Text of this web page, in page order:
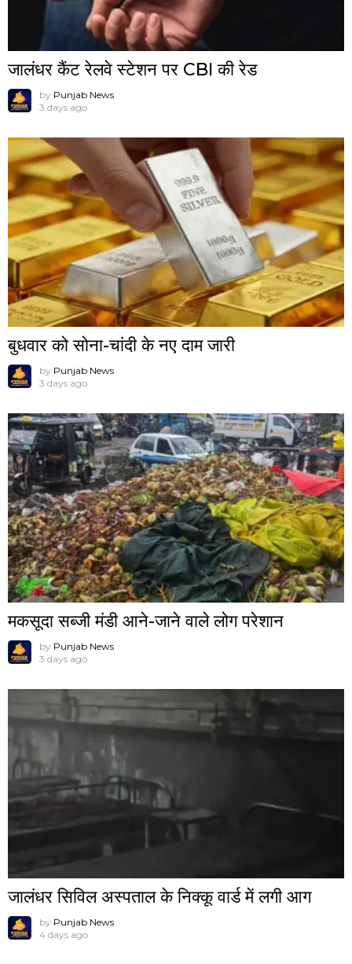
जालंधर कैंट रेलवे स्टेशन पर CBI की रेड
by Punjab News
3 days ago
बुधवार को सोना-चांदी के नए दाम जारी
by Punjab News
3 days ago
मकसूदा सब्जी मंडी आने-जाने वाले लोग परेशान
by Punjab News
3 days ago
जालंधर सिविल अस्पताल के निक्कू वार्ड में लगी आग
by Punjab News
4 days ago